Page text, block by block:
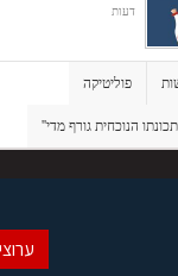
דעות
פוליטיקה
הנוכחית גורף מדי''